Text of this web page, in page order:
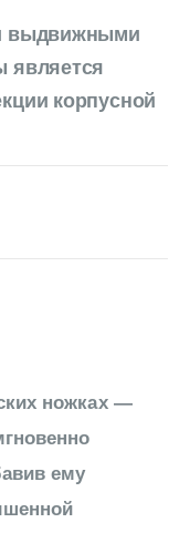
выдвижными
является
корпусной
ножках —
ему